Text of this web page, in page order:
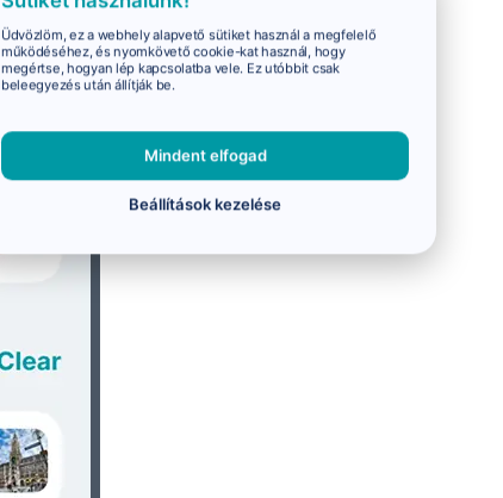
Üdvözlöm, ez a webhely alapvető sütiket használ a megfelelő
működéséhez, és nyomkövető cookie-kat használ, hogy
megértse, hogyan lép kapcsolatba vele. Ez utóbbit csak
beleegyezés után állítják be.
Mindent elfogad
Beállítások kezelése